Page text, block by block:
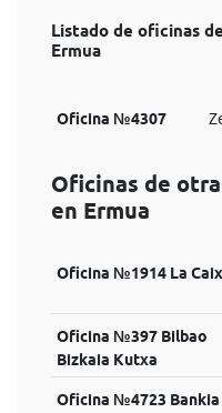
Listado de oficinas
Ermua
Oficina №4307
Oficinas de
en Ermua
Oficina №1914 La
Oficina №397 Bilbao
Bizkaia Kutxa
Oficina №4723 Bankia